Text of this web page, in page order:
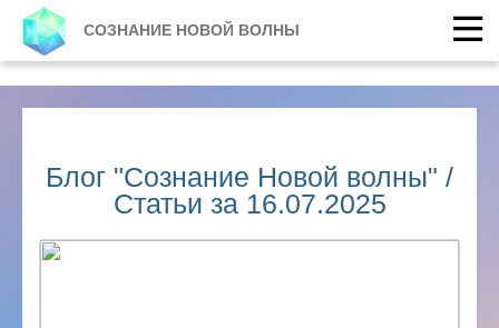
СОЗНАНИЕ НОВОЙ ВОЛНЫ
Блог "Сознание Новой волны" /
Статьи за 16.07.2025